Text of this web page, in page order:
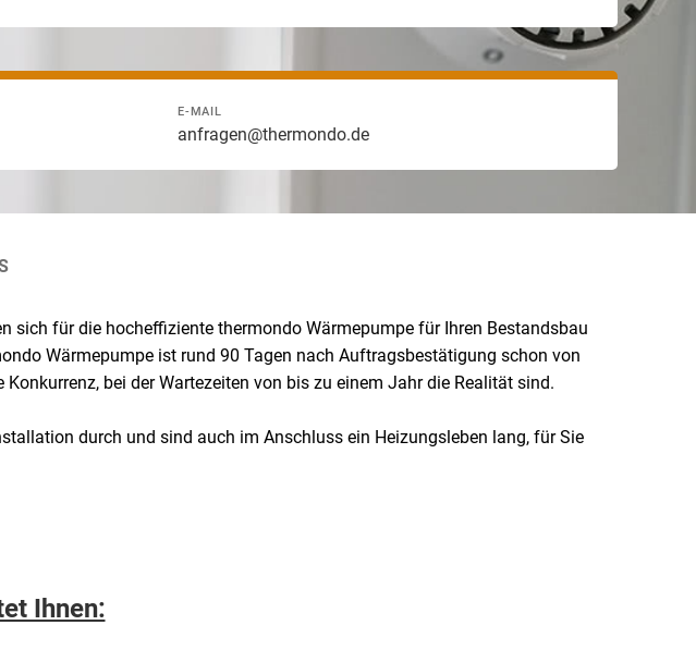
E-MAIL
anfragen@thermondo.de
sich für die hocheffiziente thermondo Wärmepumpe für Ihren Bestandsbau
Wärmepumpe ist rund 90 Tagen nach Auftragsbestätigung schon von
bei der Wartezeiten von bis zu einem Jahr die Realität sind.
durch und sind auch im Anschluss ein Heizungsleben lang, für Sie
Ihnen: